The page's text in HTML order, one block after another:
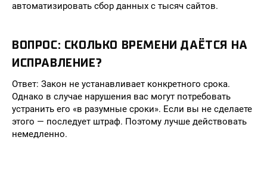
автоматизировать сбор данных с тысяч сайтов.
ВОПРОС: СКОЛЬКО ВРЕМЕНИ ДАЁТСЯ НА
ИСПРАВЛЕНИЕ?
Ответ: Закон не устанавливает конкретного срока.
Однако в случае нарушения вас могут потребовать
устранить его «в разумные сроки». Если вы не сделаете
этого — последует штраф. Поэтому лучше действовать
немедленно.